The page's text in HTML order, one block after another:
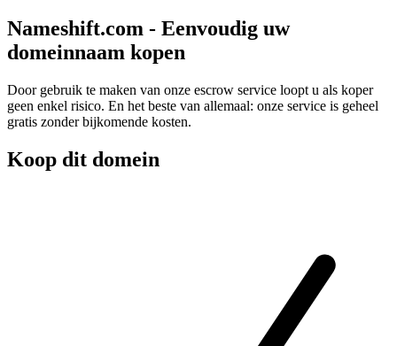
Nameshift.com - Eenvoudig uw
domeinnaam kopen
Door gebruik te maken van onze escrow service loopt u als koper
geen enkel risico. En het beste van allemaal: onze service is geheel
gratis zonder bijkomende kosten.
Koop dit domein